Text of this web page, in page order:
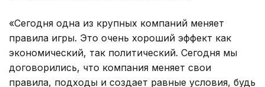
«Сегодня одна из крупных компаний меняет
правила игры. Это очень хороший эффект как
экономический, так политический. Сегодня мы
договорились, что компания меняет свои
правила, подходы и создает равные условия, будь